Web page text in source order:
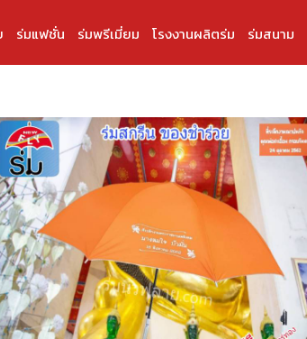
ร่มแฟชั่น ร่มพรีเมี่ยม โรงงานผลิตร่ม ร่มสนาม